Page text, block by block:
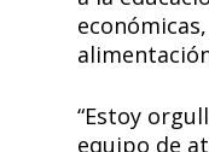
“Estoy
equipo de